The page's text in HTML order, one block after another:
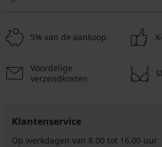
5% van de aankoop
Voordelige
verzendkosten
Klantenservice
Op werkdagen van 8.00 tot 16.00 uur